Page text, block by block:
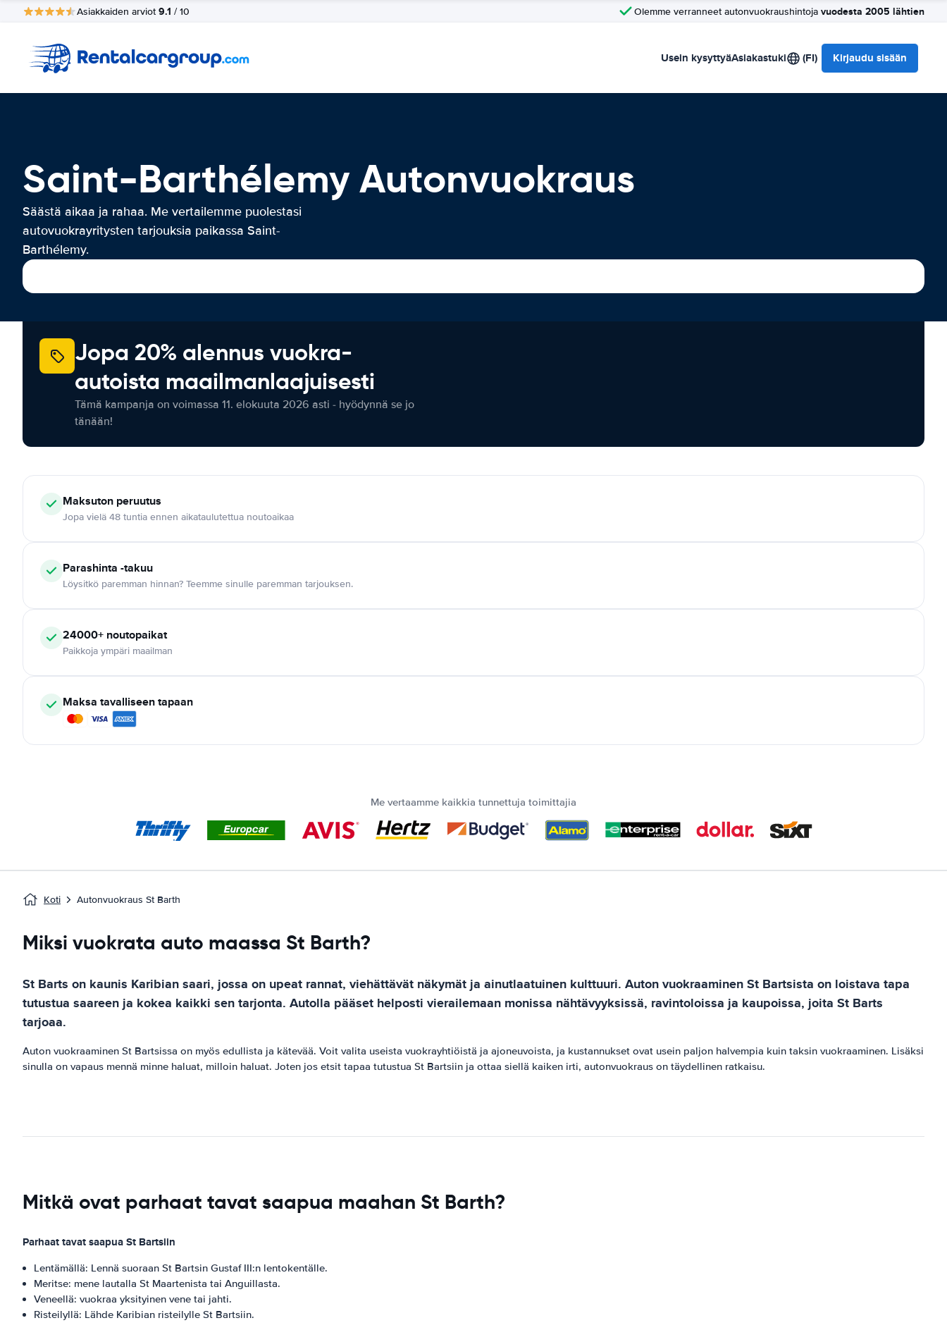
Asiakkaiden arviot 9.1 / 10 Olemme verranneet autonvuokraushintoja vuodesta 2005 lähtien
Usein kysyttyäAsiakastuki (FI) Kirjaudu sisään
Saint-Barthélemy Autonvuokraus
Säästä aikaa ja rahaa. Me vertailemme puolestasi
autovuokrayritysten tarjouksia paikassa Saint-
Barthélemy.
Jopa 20% alennus vuokra-
autoista maailmanlaajuisesti
Tämä kampanja on voimassa 11. elokuuta 2026 asti - hyödynnä se jo
tänään!
Maksuton peruutus
Jopa vielä 48 tuntia ennen aikataulutettua noutoaikaa
Parashinta -takuu
Löysitkö paremman hinnan? Teemme sinulle paremman tarjouksen.
24000+ noutopaikat
Paikkoja ympäri maailman
Maksa tavalliseen tapaan
Me vertaamme kaikkia tunnettuja toimittajia
Koti Autonvuokraus St Barth
Miksi vuokrata auto maassa St Barth?
St Barts on kaunis Karibian saari, jossa on upeat rannat, viehättävät näkymät ja ainutlaatuinen kulttuuri. Auton vuokraaminen St Bartsista on loistava tapa
tutustua saareen ja kokea kaikki sen tarjonta. Autolla pääset helposti vierailemaan monissa nähtävyyksissä, ravintoloissa ja kaupoissa, joita St Barts
tarjoaa.
Auton vuokraaminen St Bartsissa on myös edullista ja kätevää. Voit valita useista vuokrayhtiöistä ja ajoneuvoista, ja kustannukset ovat usein paljon halvempia kuin taksin vuokraaminen. Lisäksi
sinulla on vapaus mennä minne haluat, milloin haluat. Joten jos etsit tapaa tutustua St Bartsiin ja ottaa siellä kaiken irti, autonvuokraus on täydellinen ratkaisu.
Mitkä ovat parhaat tavat saapua maahan St Barth?
Parhaat tavat saapua St Bartsiin
Lentämällä: Lennä suoraan St Bartsin Gustaf III:n lentokentälle.
Meritse: mene lautalla St Maartenista tai Anguillasta.
Veneellä: vuokraa yksityinen vene tai jahti.
Risteilyllä: Lähde Karibian risteilylle St Bartsiin.